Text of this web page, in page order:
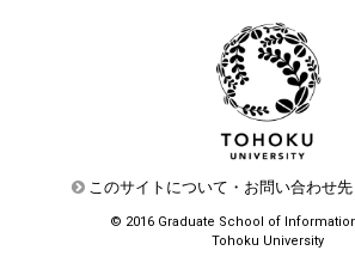
このサイトについて・お問い合わせ先
© 2016 Graduate School of
Tohoku University